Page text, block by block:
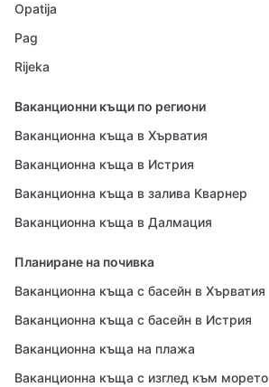
Opatija
Pag
Rijeka
Ваканционни къщи по региони
Ваканционна къща в Хърватия
Ваканционна къща в Истрия
Ваканционна къща в залива Кварнер
Ваканционна къща в Далмация
Планиране на почивка
Ваканционна къща с басейн в Хърватия
Ваканционна къща с басейн в Истрия
Ваканционна къща на плажа
Ваканционна къща с изглед към морето